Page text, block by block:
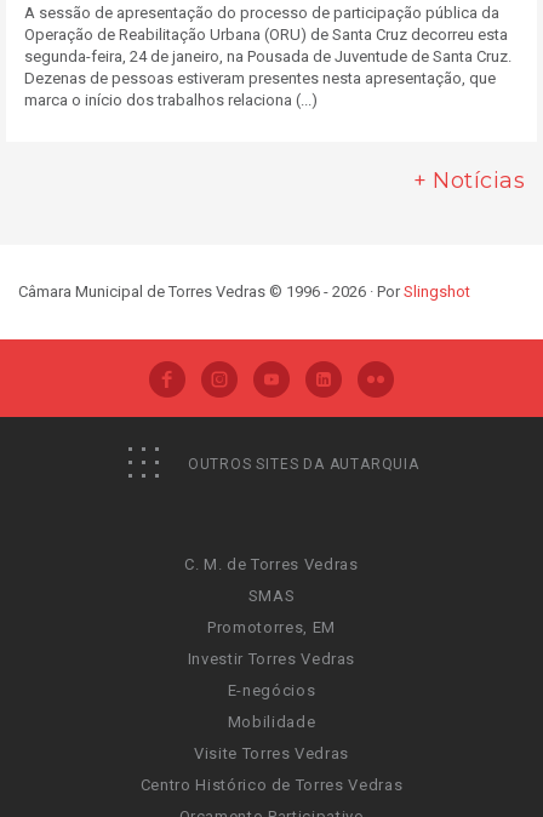
A sessão de apresentação do processo de participação pública da
Operação de Reabilitação Urbana (ORU) de Santa Cruz decorreu esta
segunda-feira, 24 de janeiro, na Pousada de Juventude de Santa Cruz.
Dezenas de pessoas estiveram presentes nesta apresentação, que
marca o início dos trabalhos relaciona (...)
+ Notícias
Câmara Municipal de Torres Vedras © 1996 - 2026 · PorSlingshot
OUTROS SITES DA AUTARQUIA
C. M. de Torres Vedras
SMAS
Promotorres, EM
Investir Torres Vedras
E-negócios
Mobilidade
Visite Torres Vedras
Centro Histórico de Torres Vedras